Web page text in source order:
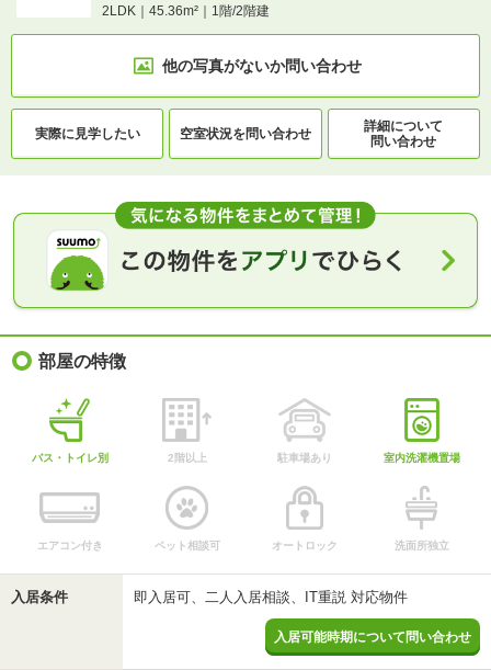
2LDK｜45.36m²｜1階/2階建
他の写真がないか問い合わせ
実際に見学したい 空室状況を問い合わせ
詳細について
問い合わせ
部屋の特徴
バス・トイレ別 2階以上 駐車場あり 室内洗濯機置場
エアコン付き ペット相談可 オートロック 洗面所独立
入居条件 即入居可、二人入居相談、IT重説 対応物件
入居可能時期について問い合わせ